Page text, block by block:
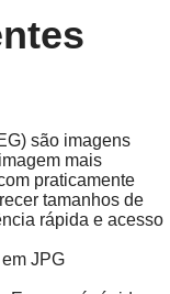
são imagens
mais
praticamente
tamanhos de
rápida e acesso
JPG